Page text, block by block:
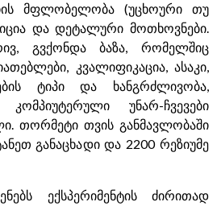
მფლობელობა (უცხოური თუ
და დეტალური მოთხოვნები.
გვქონდა ბაზა, რომელშიც
კვალიფიკაცია, ასაკი,
ტიპი და ხანგრძლივობა,
უნარ-ჩვევები
თორმეტი თვის განმავლობაში
განაცხადი და 2200 რეზიუმე
ექსპერიმენტის ძირითად